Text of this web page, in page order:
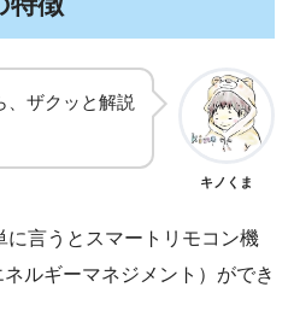
、ザクッと解説
キノくま
に言うとスマートリモコン機
ルギーマネジメント）ができ